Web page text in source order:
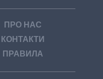
ПРО НАС
КОНТАКТИ
ПРАВИЛА